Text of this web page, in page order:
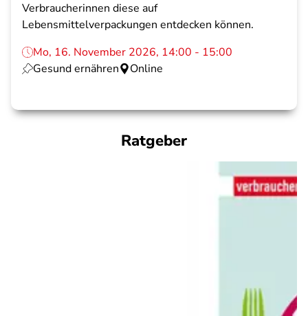
Verbraucherinnen diese auf
Lebensmittelverpackungen entdecken können.
Mo, 16. November 2026, 14:00 - 15:00
Gesund ernähren
Online
Ratgeber